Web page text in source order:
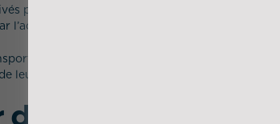
par l’activité Transport d’IDEA. En 2025, le
l’activité.
routier tout en accompagnant
leurs flux logistiques.
pratiques